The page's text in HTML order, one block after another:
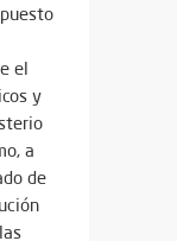
el
y
a
de